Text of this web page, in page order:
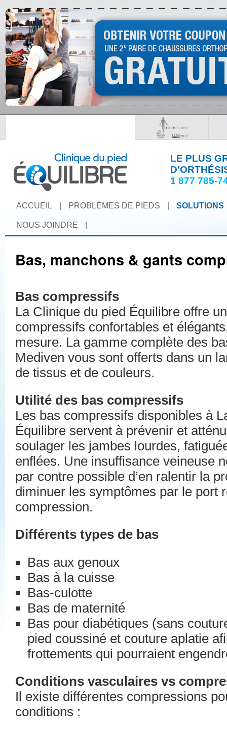
LE PLUS
1 877 785-
ACCUEIL PROBLÈMES DE PIEDS SOLUTIONS
NOUS JOINDRE
Bas, manchons & gants
Bas compressifs
La Clinique du pied Équilibre offre
compressifs confortables et
mesure. La gamme complète des
Mediven vous sont offerts dans un
de tissus et de couleurs.
Utilité des bas compressifs
Les bas compressifs disponibles à
Équilibre servent à prévenir et
soulager les jambes lourdes,
enflées. Une insuffisance veineuse
par contre possible d’en ralentir la
diminuer les symptômes par le port
compression.
Différents types de bas
Bas aux genoux
Bas à la cuisse
Bas-culotte
Bas de maternité
Bas pour diabétiques (sans
pied coussiné et couture aplatie
frottements qui pourraient
Conditions vasculaires vs
Il existe différentes compressions
conditions :